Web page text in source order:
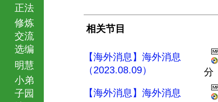
正法
修炼
交流
选编
明慧
小弟
子园
相关节目
【海外消息】海外消息
（2023.08.09）
分
【海外消息】海外消息